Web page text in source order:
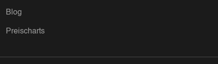
Blog
Preischarts